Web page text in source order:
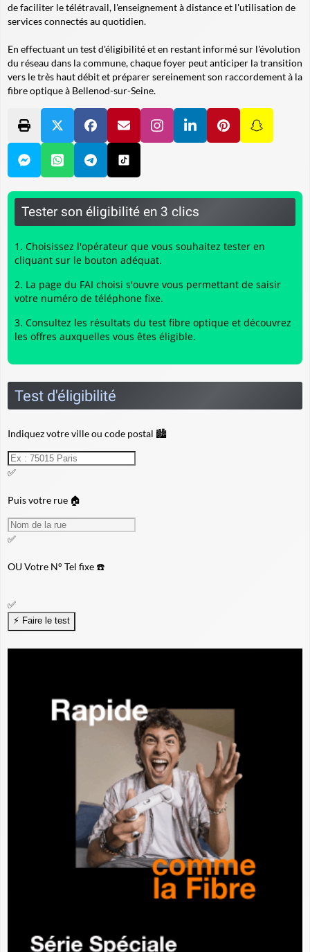
de faciliter le télétravail, l'enseignement à distance et l'utilisation de
services connectés au quotidien.
En effectuant un test d'éligibilité et en restant informé sur l'évolution
du réseau dans la commune, chaque foyer peut anticiper la transition
vers le très haut débit et préparer sereinement son raccordement à la
fibre optique à Bellenod-sur-Seine.
Tester son éligibilité en 3 clics
Choisissez l'opérateur que vous souhaitez tester en
cliquant sur le bouton adéquat.
La page du FAI choisi s'ouvre vous permettant de saisir
votre numéro de téléphone fixe.
Consultez les résultats du test fibre optique et découvrez
les offres auxquelles vous êtes éligible.
Test d'éligibilité
Indiquez votre ville ou code postal 🏙️
✅
Puis votre rue 🏠
✅
OUVotre N° Tel fixe ☎️
✅